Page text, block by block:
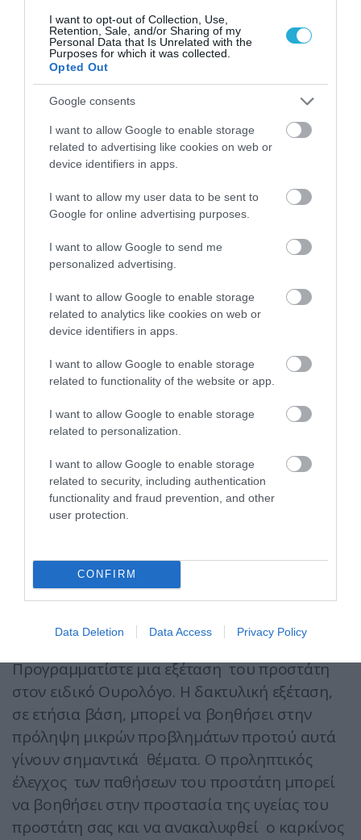
I want to opt-out of Collection, Use,
Retention, Sale, and/or Sharing of my
Personal Data that Is Unrelated with the
Purposes for which it was collected.
Opted Out
Google consents
I want to allow Google to enable storage
related to advertising like cookies on web or
device identifiers in apps.
I want to allow my user data to be sent to
Google for online advertising purposes.
I want to allow Google to send me
personalized advertising.
I want to allow Google to enable storage
related to analytics like cookies on web or
device identifiers in apps.
I want to allow Google to enable storage
related to functionality of the website or app.
I want to allow Google to enable storage
related to personalization.
I want to allow Google to enable storage
related to security, including authentication
functionality and fraud prevention, and other
user protection.
CONFIRM
Data Deletion Data Access Privacy Policy
αλέσεως.
Να ασκήστε τις περισσότερες ημέρες της
εβδομάδας. Μελέτες που ερευνούσαν την
σχέση της άσκησης με τον κίνδυνο καρκίνου
του προστάτη έχουν ως επί το πλείστων δείξει
ότι οι άνδρες που ασκούνται μπορεί να έχουν
μειωμένο κίνδυνο καρκίνου του προστάτη. Η
άσκηση έχει και πολλά άλλα οφέλη για την
υγεία και μπορεί να μειώσει τον κίνδυνο των
καρδιακών παθήσεων και άλλων μορφών
καρκίνου. Η άσκηση μπορεί επίσης να σας
βοηθήσει να διατηρήσετε το βάρος σας ή
μπορεί να σας βοηθήσει να χάσετε βάρος.
Αν δεν έχετε ήδη ξεκινήσει να ασκήστε,
κλείστε ένα ραντεβού με το γιατρό σας για να
ξεκινήσετε. Όταν αρχίσετε την άσκηση,
προχωράμε σιγά-σιγά. Προσθέστε σωματική
δραστηριότητα στην ημέρα σας με τη
στάθμευση του αυτοκινήτου σας πιο μακριά
από εκεί που θα πάτε και προσπαθήστε να
στόχος είναι 30 λεπτά άσκησης τις
περισσότερες ημέρες της εβδομάδας.
Βήμα 11
Προγραμματίστε μια εξέταση του προστάτη
στον ειδικό Ουρολόγο. Η δακτυλική εξέταση,
σε ετήσια βάση, μπορεί να βοηθήσει στην
πρόληψη μικρών προβλημάτων προτού αυτά
γίνουν σημαντικά θέματα. Ο προληπτικός
έλεγχος των παθήσεων του προστάτη μπορεί
να βοηθήσει στην προστασία της υγείας του
προστάτη σας και να ανακαλυφθεί ο καρκίνος